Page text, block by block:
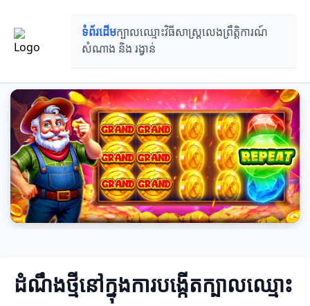
ទំព័រដើមក្បាលឈ្មោះវិធីសាស្រ្តលេងព្រឹត្តិការណ៍
សំណាង និង រង្វាន់
ដំណឹងថ្មីនៅក្នុងការបង្កើតក្បាលឈ្មោះ